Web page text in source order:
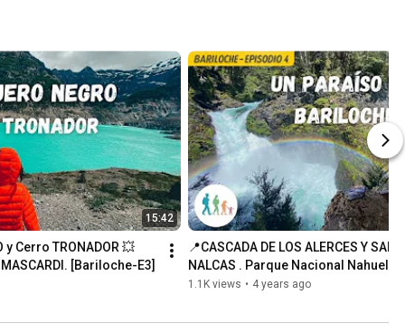
15:42
y Cerro TRONADOR 💥
[Bariloche-E3]
📍CASCADA DE LOS ALERCES Y
NALCAS . Parque Nacional Nahuel
[Bariloche-E4]
1.1K views • 4 years ago